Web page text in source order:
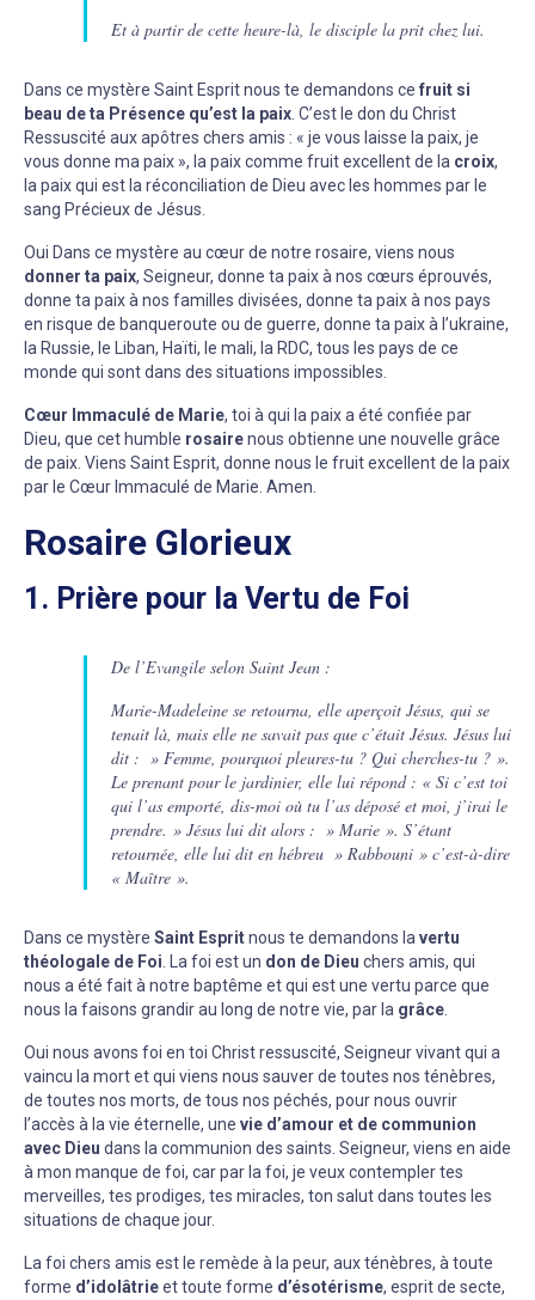
Et à partir de cette heure-là, le disciple la prit chez lui.
Dans ce mystère Saint Esprit nous te demandons ce fruit si
beau de ta Présence qu’est la paix. C’est le don du Christ
Ressuscité aux apôtres chers amis : « je vous laisse la paix, je
vous donne ma paix », la paix comme fruit excellent de la croix,
la paix qui est la réconciliation de Dieu avec les hommes par le
sang Précieux de Jésus.
Oui Dans ce mystère au cœur de notre rosaire, viens nous
donner ta paix, Seigneur, donne ta paix à nos cœurs éprouvés,
donne ta paix à nos familles divisées, donne ta paix à nos pays
en risque de banqueroute ou de guerre, donne ta paix à l’ukraine,
la Russie, le Liban, Haïti, le mali, la RDC, tous les pays de ce
monde qui sont dans des situations impossibles.
Cœur Immaculé de Marie, toi à qui la paix a été confiée par
Dieu, que cet humble rosairenous obtienne une nouvelle grâce
de paix. Viens Saint Esprit, donne nous le fruit excellent de la paix
par le Cœur Immaculé de Marie. Amen.
Rosaire Glorieux
1. Prière pour la Vertu de Foi
De l’Evangile selon Saint Jean :
Marie-Madeleine se retourna, elle aperçoit Jésus, qui se
tenait là, mais elle ne savait pas que c’était Jésus. Jésus lui
dit : » Femme, pourquoi pleures-tu ? Qui cherches-tu ? ».
Le prenant pour le jardinier, elle lui répond : « Si c’est toi
qui l’as emporté, dis-moi où tu l’as déposé et moi, j’irai le
prendre. » Jésus lui dit alors : » Marie ». S’étant
retournée, elle lui dit en hébreu » Rabbouni » c’est-à-dire
« Maître ».
Dans ce mystère Saint Espritnous te demandons lavertu
théologale de Foi. La foi est un don de Dieu chers amis, qui
nous a été fait à notre baptême et qui est une vertu parce que
nous la faisons grandir au long de notre vie, par la grâce.
Oui nous avons foi en toi Christ ressuscité, Seigneur vivant qui a
vaincu la mort et qui viens nous sauver de toutes nos ténèbres,
de toutes nos morts, de tous nos péchés, pour nous ouvrir
l’accès à la vie éternelle, une vie d’amour et de communion
avec Dieu dans la communion des saints. Seigneur, viens en aide
à mon manque de foi, car par la foi, je veux contempler tes
merveilles, tes prodiges, tes miracles, ton salut dans toutes les
situations de chaque jour.
La foi chers amis est le remède à la peur, aux ténèbres, à toute
forme d’idolâtrieet toute forme d’ésotérisme, esprit de secte,